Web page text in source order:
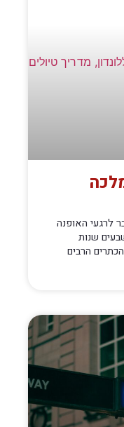
לרגעי האופנה
שנות
הרבים